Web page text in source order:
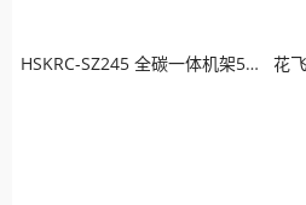
HSKRC-SZ245 全碳一体机架5寸桨 穿越机航拍四轴机架FPV QAV250